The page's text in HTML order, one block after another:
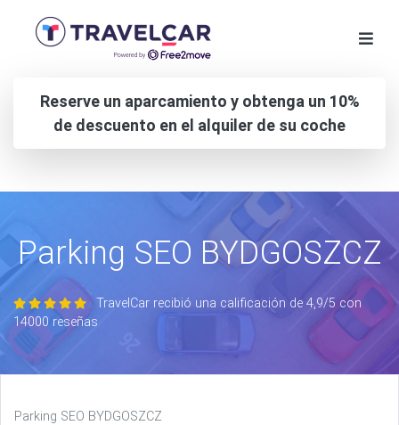
Reserve un aparcamiento y obtenga un 10%
de descuento en el alquiler de su coche
Parking SEO BYDGOSZCZ
TravelCar recibió una calificación de 4,9/5 con
14000 reseñas
Parking SEO BYDGOSZCZ